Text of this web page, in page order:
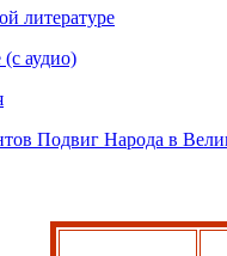
литературе
аудио)